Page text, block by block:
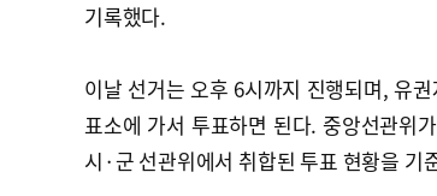
기록했다.
이날 선거는 오후 6시까지 진행되며, 유
표소에 가서 투표하면 된다. 중앙선관위
시·군 선관위에서 취합된 투표 현황을 기